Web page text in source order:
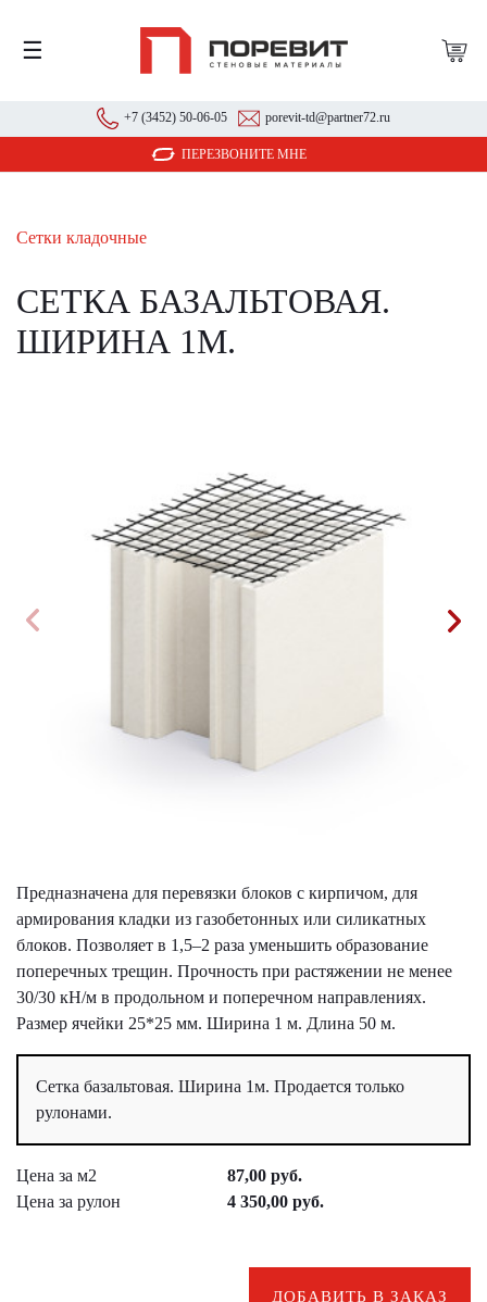
☰
+7 (3452) 50-06-05 porevit-td@partner72.ru
ПЕРЕЗВОНИТЕ МНЕ
Сетки кладочные
СЕТКА БАЗАЛЬТОВАЯ.
ШИРИНА 1М.
Предназначена для перевязки блоков с кирпичом, для
армирования кладки из газобетонных или силикатных
блоков. Позволяет в 1,5–2 раза уменьшить образование
поперечных трещин. Прочность при растяжении не менее
30/30 кН/м в продольном и поперечном направлениях.
Размер ячейки 25*25 мм. Ширина 1 м. Длина 50 м.
Сетка базальтовая. Ширина 1м. Продается только
рулонами.
Цена за м2
87,00 руб.
Цена за рулон
4 350,00 руб.
ДОБАВИТЬ В ЗАКАЗ